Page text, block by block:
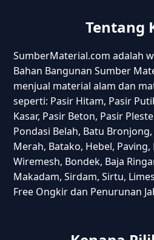
Tentang
SumberMaterial.com adalah
Bahan Bangunan Sumber
menjual material alam dan
seperti: Pasir Hitam, Pasir
Kasar, Pasir Beton, Pasir
Pondasi Belah, Batu
Merah, Batako, Hebel, Paving,
Wiremesh, Bondek, Baja
Makadam, Sirdam, Sirtu,
Free Ongkir dan Penurunan